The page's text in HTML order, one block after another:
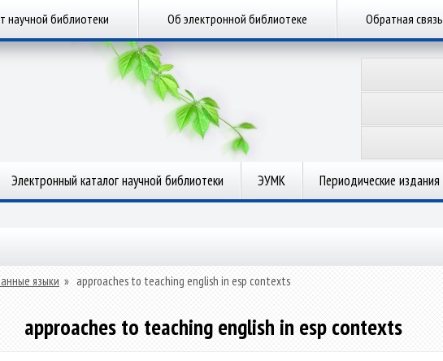
научной библиотеки Об электронной библиотеке Обратная связь
Электронный каталог научной библиотеки ЭУМК Периодические издания
языки » approaches to teaching english in esp contexts
approaches to teaching english in esp contexts